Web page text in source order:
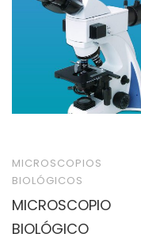
MICROSCOPIOS
BIOLÓGICOS
MICROSCOPIO
BIOLÓGICO